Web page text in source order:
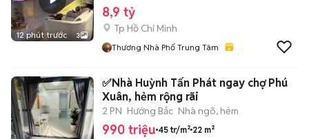
12 phút trước 3
8,9 tỷ
Tp Hồ Chí Minh
Thương Nhà Phố Trung Tâm
✅Nhà Huỳnh Tấn Phát ngay chợ Phú
Xuân, hẻm rộng rãi
2 PN Hướng Bắc Nhà ngõ, hẻm
990 triệu 45 tr/m² 22 m²